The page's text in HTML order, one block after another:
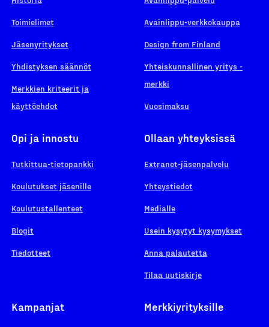
Toimielimet
Jäsenyritykset
Yhdistyksen säännöt
Merkkien kriteerit ja
käyttöehdot
Avainlippu-verkkokauppa
Design from Finland
Yhteiskunnallinen yritys -
merkki
Vuosimaksu
Opi ja innostu
Tutkittua-tietopankki
Koulutukset jäsenille
Koulutustallenteet
Blogit
Tiedotteet
Ollaan yhteyksissä
Extranet-jäsenpalvelu
Yhteystiedot
Medialle
Usein kysytyt kysymykset
Anna palautetta
Tilaa uutiskirje
Kampanjat Merkkiyrityksille